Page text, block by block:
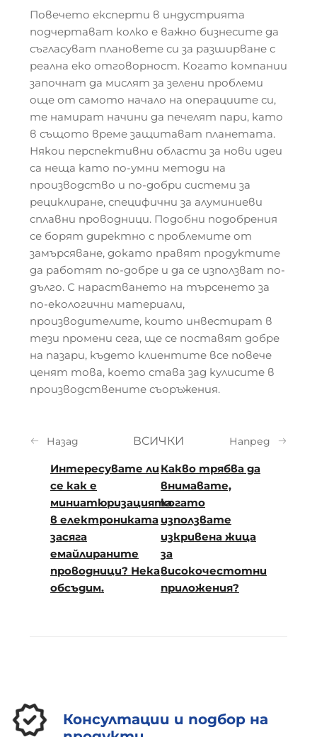
Повечето експерти в индустрията
подчертават колко е важно бизнесите да
съгласуват плановете си за разширване с
реална еко отговорност. Когато компании
започнат да мислят за зелени проблеми
още от самото начало на операциите си,
те намират начини да печелят пари, като
в същото време защитават планетата.
Някои перспективни области за нови идеи
са неща като по-умни методи на
производство и по-добри системи за
рециклиране, специфични за алуминиеви
сплавни проводници. Подобни подобрения
се борят директно с проблемите от
замърсяване, докато правят продуктите
да работят по-добре и да се използват по-
дълго. С нарастването на търсенето за
по-екологични материали,
производителите, които инвестират в
тези промени сега, ще се поставят добре
на пазари, където клиентите все повече
ценят това, което става зад кулисите в
производствените съоръжения.
Назад
Интересувате ли
се как е
миниатюризацията
в електрониката
засяга
емайлираните
проводници? Нека
обсъдим.
ВСИЧКИ Напред
Какво трябва да
внимавате,
когато
използвате
изкривена жица
за
високочестотни
приложения?
Консултации и подбор на